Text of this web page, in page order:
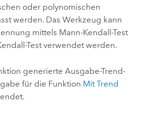
oder polynomischen
werden. Das Werkzeug kann
mittels Mann-Kendall-Test
Test verwendet werden.
generierte Ausgabe-Trend-
für die Funktion Mit Trend